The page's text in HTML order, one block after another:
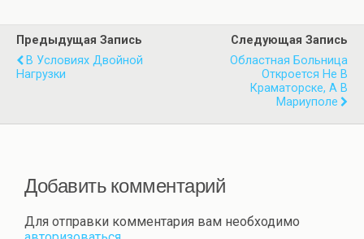
Предыдущая Запись
В Условиях Двойной
Нагрузки
Следующая Запись
Областная Больница
Откроется Не В
Краматорске, А В
Мариуполе
Добавить комментарий
Для отправки комментария вам необходимо